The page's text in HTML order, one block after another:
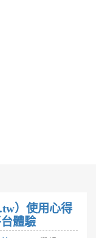
）使用心得
體驗